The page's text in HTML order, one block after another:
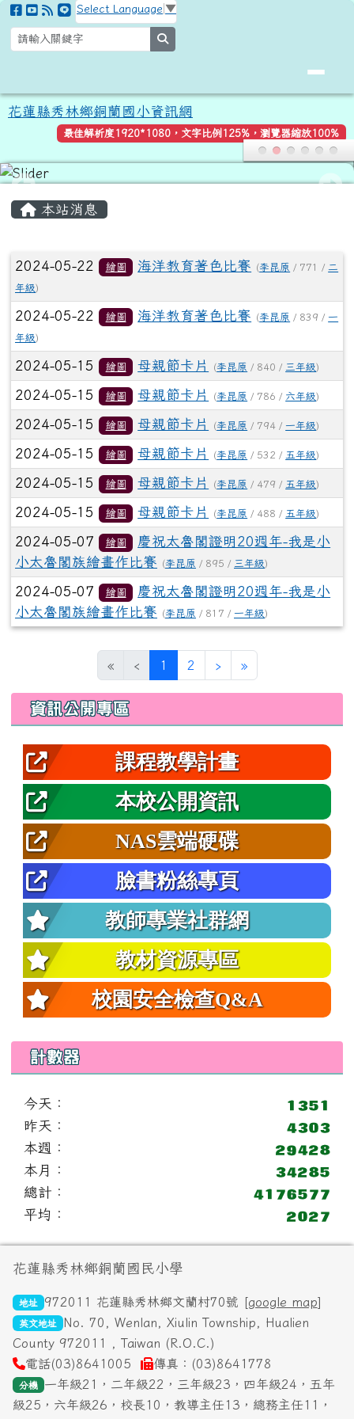
跳至主內容區
花蓮縣秀林鄉銅蘭國小資訊網
Select Language ▼
花蓮縣秀林鄉銅蘭國小資訊網
最佳解析度1920*1080，文字比例125%，瀏覽器縮放100%
本站消息
文章列表
2024-05-22 繪圖 海洋教育著色比賽 (李昆原 / 771 /二
年級)
2024-05-22 繪圖 海洋教育著色比賽 (李昆原 / 839 / 一
年級)
2024-05-15 繪圖 母親節卡片 (李昆原 / 840 / 三年級)
2024-05-15 繪圖 母親節卡片 (李昆原 / 786 / 六年級)
2024-05-15 繪圖 母親節卡片 (李昆原 / 794 / 一年級)
2024-05-15 繪圖 母親節卡片 (李昆原 / 532 / 五年級)
2024-05-15 繪圖 母親節卡片 (李昆原 / 479 / 五年級)
2024-05-15 繪圖 母親節卡片 (李昆原 / 488 / 五年級)
2024-05-07 繪圖
慶祝太魯閣證明20週年-我是小
小太魯閣族繪畫作比賽
(李昆原 / 895 / 三年級)
2024-05-07 繪圖
慶祝太魯閣證明20週年-我是小
小太魯閣族繪畫作比賽
(李昆原 / 817 / 一年級)
« ‹ 1 (目前頁次)
2 ›下一頁
»最後頁
左邊區域內容
資訊公開專區
課程教學計畫
本校公開資訊
NAS雲端硬碟
臉書粉絲專頁
教師專業社群網
教材資源專區
校園安全檢查Q&A
計數器
今天：
昨天：
本週：
本月：
總計：
平均：
頁尾區域內容
花蓮縣秀林鄉銅蘭國民小學
地址 972011 花蓮縣秀林鄉文蘭村70號 [google map]
英文地址
No. 70, Wenlan, Xiulin Township, Hualien
County 972011 , Taiwan (R.O.C.)
電話(03)8641005
傳真：(03)8641778
分機
一年級21，二年級22，三年級23，四年級24，五年
級25，六年級26，校長10，教導主任13，總務主任11，